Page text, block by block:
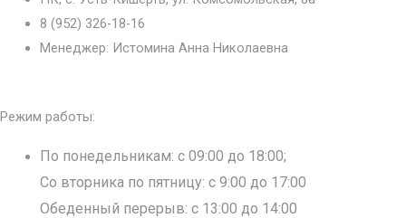
Октябрьский
Уинское
Чернушка
8 (952) 326-18-16
Менеджер: Истомина Анна Николаевна
Режим работы:
По понедельникам: с 09:00 до 18:00;
Со вторника по пятницу: с 9:00 до 17:00
Обеденный перерыв: с 13:00 до 14:00